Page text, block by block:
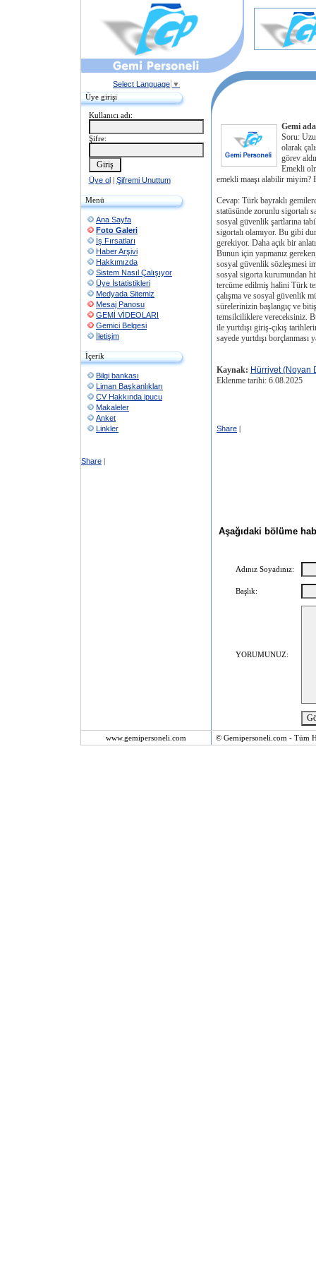
Select Language ▼
Üye girişi
Kullanıcı adı:
Şifre:
Üye ol| Şifremi Unuttum
Menü
Ana Sayfa
Foto Galeri
İş Fırsatları
Haber Arşivi
Hakkımızda
Sistem Nasıl Çalışıyor
Üye İstatistikleri
Medyada Sitemiz
Mesaj Panosu
GEMİ VİDEOLARI
Gemici Belgesi
İletişim
İçerik
Bilgi bankası
Liman Başkanlıkları
CV Hakkında ipucu
Makaleler
Anket
Linkler
Share |
Gemi
Soru:
olarak
görev
Emekli
emekli maaşı alabilir miyim?
Cevap: Türk bayraklı
statüsünde zorunlu sigortalı
sosyal güvenlik şartlarına
sigortalı olamıyor. Bu gibi
gerekiyor. Daha açık bir
Bunun için yapmanız
sosyal güvenlik sözleşmesi
sosyal sigorta kurumundan
tercüme edilmiş halini Türk
çalışma ve sosyal güvenlik
sürelerinizin başlangıç ve
temsilciliklere vereceksiniz.
ile yurtdışı giriş-çıkış
sayede yurtdışı
Kaynak: Hürriyet (Noyan
Eklenme tarihi: 6.08.2025
Share |
Aşağıdaki bölüme
Adınız Soyadınız:
Başlık:
YORUMUNUZ:
www.gemipersoneli.com © Gemipersoneli.com - Tüm